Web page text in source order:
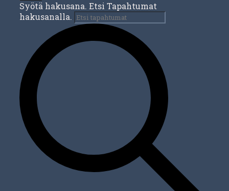
Syötä hakusana. Etsi Tapahtumat
hakusanalla.